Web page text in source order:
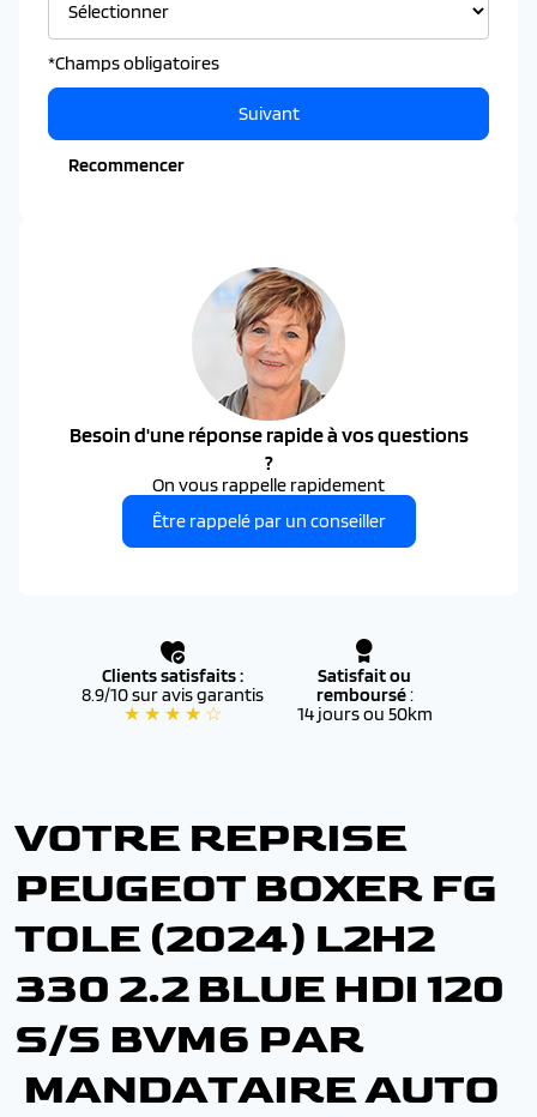
*Champs obligatoires
Recommencer
Suivant
Besoin d'une réponse rapide à vos questions
?
On vous rappelle rapidement
Être rappelé par un conseiller
Clients satisfaits :
8.9/10 sur avis garantis
★ ★ ★ ★ ☆
Satisfait ou
remboursé:
14 jours ou 50km
VOTRE REPRISE
PEUGEOT BOXER FG
TOLE (2024) L2H2
330 2.2 BLUE HDI 120
S/S BVM6 PAR
MANDATAIRE AUTO